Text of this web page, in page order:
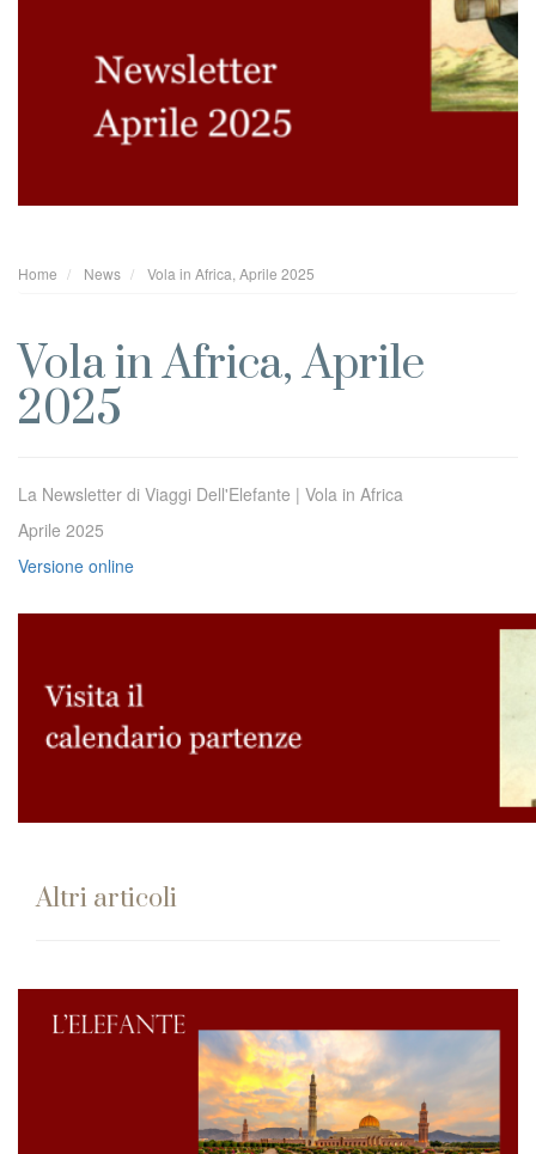
Home News Vola in Africa, Aprile 2025
Vola in Africa, Aprile
2025
La Newsletter di Viaggi Dell'Elefante | Vola in Africa
Aprile 2025
Versione online
Altri articoli